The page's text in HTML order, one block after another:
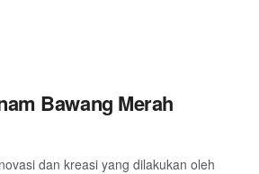
Bawang Merah
dan kreasi yang dilakukan oleh